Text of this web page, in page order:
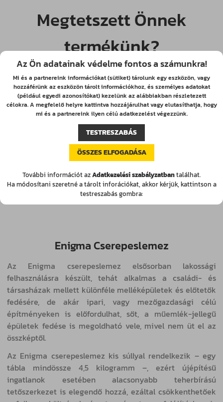
Megtetszett Önnek
termékünk?
Kérjen árajánlatot a+36 (30) 632-1661
telefonszámon, vagy vegye fel velünk a
kapcsolatot az
hetenyi.lili.zulejka@lemezker.hu
címen!
AJÁNLATKÉRÉS
Enigma Cserepeslemez
Az Enigma cserepeslemez elsősorban lakossági
felhasználásra készült, tehát alkalmas a családi- és
társasházak mellett különféle melléképületek és előtetők
fedésére, de akár ipari, vagy mezőgazdasági célú
építményeken is előfordulhat, sőt, a műemlék-jellegű
épületek fedése is megoldható vele, mivel nem üt el az
összképtől.
Az Enigma cserepeslemez kis súllyal rendelkezik – egy
tábla mindössze 4,5 kilogramm –, ezért újépítésű
ingatlanok esetében alacsonyabb teherbírású
tetőszerkezet is elegendő hozzá, ezáltal csökkenthetőek
Az Ön adatainak védelme fontos a számunkra!
Mi és a partnereink információkat (sütiket) tárolunk egy eszközön, vagy
hozzáférünk az eszközön tárolt információkhoz, és személyes adatokat
(például egyedi azonosítókat) kezelünk az alábbiakban részletezett
célokra. A megfelelő helyre kattintva hozzájárulhat vagy elutasíthatja, hogy
mi és a partnereink ilyen célú adatkezelést végezzünk.
TESTRESZABÁS
ÖSSZES ELFOGADÁSA
További információt azAdatkezelési szabályzatbantalálhat.
Ha módosítani szeretné a tárolt inforációkat, akkor kérjük, kattintson a
testreszabás gombra: